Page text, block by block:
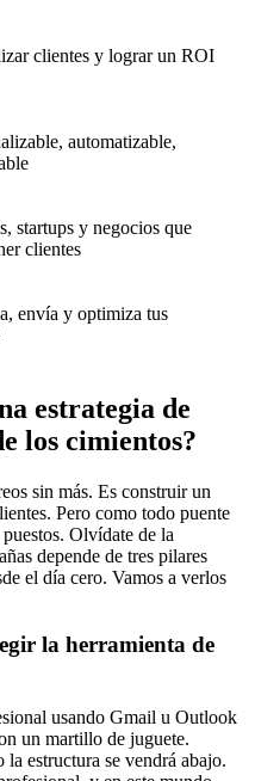
clientes y lograr un ROI
automatizable,
startups y negocios que
clientes
envía y optimiza tus
estrategia de
los cimientos?
sin más. Es construir un
Pero como todo puente
Olvídate de la
depende de tres pilares
el día cero. Vamos a verlos
la herramienta de
usando Gmail u Outlook
un martillo de juguete.
estructura se vendrá abajo.